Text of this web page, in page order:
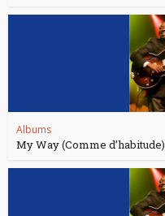
Albums
My Way (Comme d’habitude)